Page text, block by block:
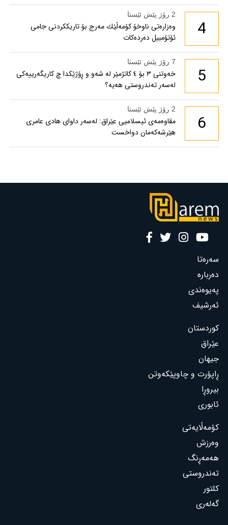
4
2 رۆژ پێش ئێستا
وەزارەتی ناوخۆ كۆمەڵێك مەرج بۆ تاریككردنی جامی
ئۆتۆمبیل دەردەكات
5
7 رۆژ پێش ئێستا
خەوتنی ٣ بۆ ٤ کاتژمێر لە شەو و ڕۆژێکدا چ کاریگەرییەکی
لەسەر تەندروستی هەیە؟
6
2 رۆژ پێش ئێستا
مقاوەمەی ئیسلامیی عێراق: لەسەر داوای هادی عامری
هێرشەکەمان دواخست
سەرەتا
دەربارە
پەیوەندی
ئەرشیف
کوردستان
عێراق
جیهان
ڕاپۆرت و چاوپێکەوتن
بیروڕا
ئابوری
کۆمەڵایەتی
وەرزش
هەمەڕنگ
تەندروستی
کلتور
گەلەری